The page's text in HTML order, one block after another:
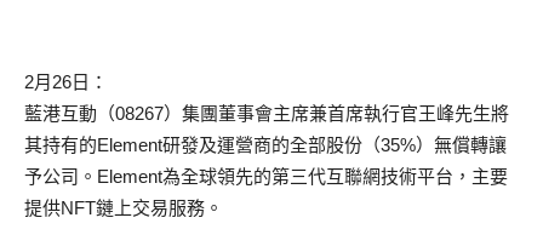
2月26日：
藍港互動（08267）集團董事會主席兼首席執行官王峰先生將
其持有的Element研發及運營商的全部股份（35%）無償轉讓
予公司。Element為全球領先的第三代互聯網技術平台，主要
提供NFT鏈上交易服務。